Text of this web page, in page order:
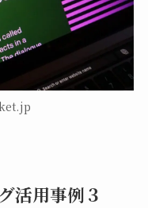
活用事例３